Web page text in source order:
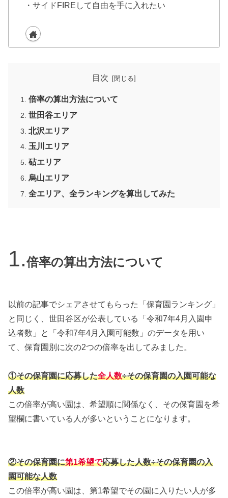
・サイドFIREして自由を手に入れたい
目次
倍率の算出方法について
世田谷エリア
北沢エリア
玉川エリア
砧エリア
烏山エリア
全エリア、全ランキングを算出してみた
倍率の算出方法について
以前の記事でシェアさせてもらった「保育園ランキング」
と同じく、世田谷区が公表している「令和7年4月入園申
込者数」と「令和7年4月入園可能数」のデータを用い
て、保育園別に次の2つの倍率を出してみました。
①その保育園に応募した全人数÷その保育園の入園可能な
人数
この倍率が高い園は、希望順に関係なく、その保育園を希
望欄に書いている人が多いということになります。
②その保育園に第1希望で応募した人数÷その保育園の入
園可能な人数
この倍率が高い園は、第1希望でその園に入りたい人が多